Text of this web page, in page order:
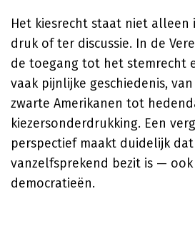
Het kiesrecht staat niet
druk of ter discussie. In de
de toegang tot het stemrecht
vaak pijnlijke geschiedenis,
zwarte Amerikanen tot
kiezersonderdrukking. Een
perspectief maakt duidelijk
vanzelfsprekend bezit is —
democratieën.